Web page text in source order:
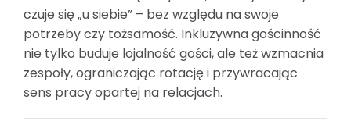
czuje się „u siebie” – bez względu na swoje
potrzeby czy tożsamość. Inkluzywna gościnność
nie tylko buduje lojalność gości, ale też wzmacnia
zespoły, ograniczając rotację i przywracając
sens pracy opartej na relacjach.